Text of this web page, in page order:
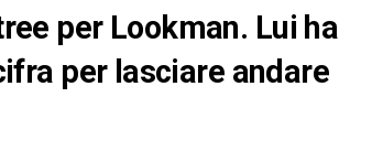
per Lookman. Lui ha
per lasciare andare